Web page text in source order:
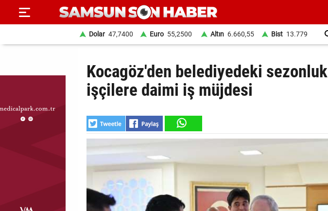
SAYFA
HABER
Dolar 47,7400 Euro 55,2500 Altın 6.660,55 Bist 13.779
Kocagöz'den belediyedeki sezonluk
işçilere daimi iş müjdesi